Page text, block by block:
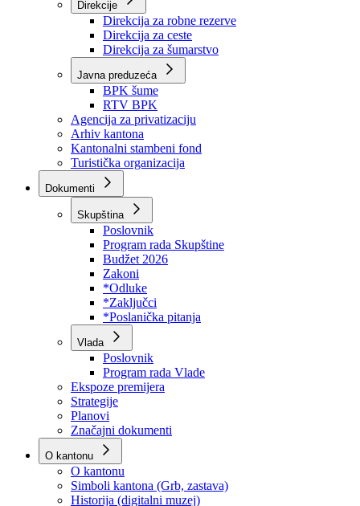
Kantonalna uprava za inspekcijske poslove
Kantonalna uprava civilne zaštite
Direkcije
Direkcija za robne rezerve
Direkcija za ceste
Direkcija za šumarstvo
Javna preduzeća
BPK šume
RTV BPK
Agencija za privatizaciju
Arhiv kantona
Kantonalni stambeni fond
Turistička organizacija
Dokumenti
Skupština
Poslovnik
Program rada Skupštine
Budžet 2026
Zakoni
*Odluke
*Zaključci
*Poslanička pitanja
Vlada
Poslovnik
Program rada Vlade
Ekspoze premijera
Strategije
Planovi
Značajni dokumenti
O kantonu